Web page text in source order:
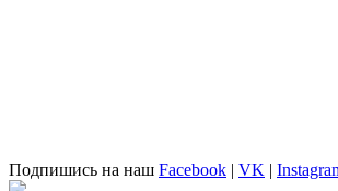
Подпишись на наш Facebook | VK |